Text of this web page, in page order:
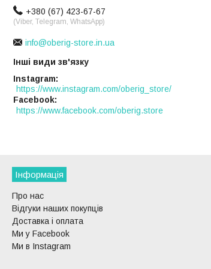
+380 (67) 423-67-67
(Viber, Telegram, WhatsApp)
info@oberig-store.in.ua
Інші види зв'язку
Instagram
https://www.instagram.com/oberig_store/
Facebook
https://www.facebook.com/oberig.store
Інформація
Про нас
Відгуки наших покупців
Доставка і оплата
Ми у Facebook
Ми в Instagram